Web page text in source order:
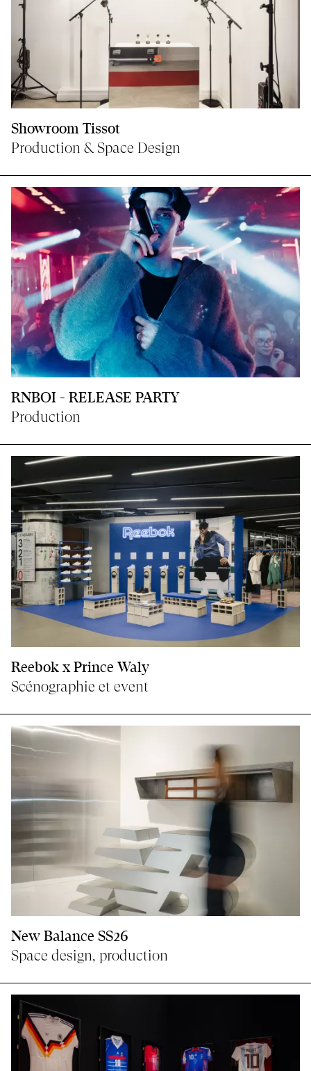
Showroom Tissot
Production & Space Design
RNBOI - RELEASE PARTY
Production
Reebok x Prince Waly
Scénographie et event
New Balance SS26
Space design, production